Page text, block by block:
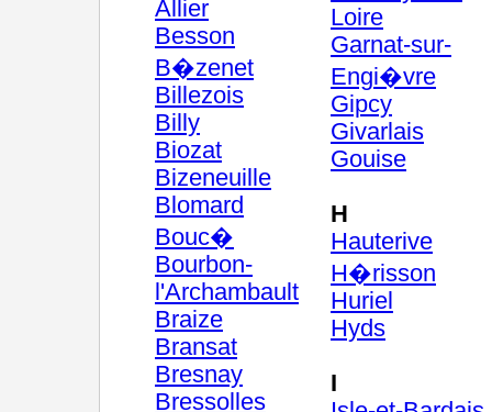
Allier
Besson
B�zenet
Billezois
Billy
Biozat
Bizeneuille
Blomard
Bouc�
Bourbon-
l'Archambault
Braize
Bransat
Bresnay
Bressolles
Loire
Garnat-sur-
Engi�vre
Gipcy
Givarlais
Gouise
H
Hauterive
H�risson
Huriel
Hyds
I